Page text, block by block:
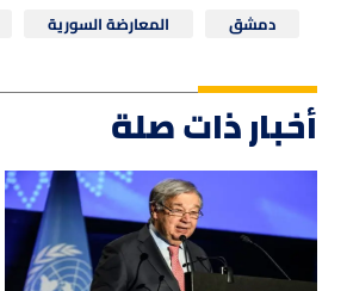
دمشق
المعارضة السورية
أخبار ذات صلة